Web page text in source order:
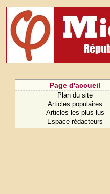
Page d'accueil
Plan du site
Articles populaires
Articles les plus lus
Espace rédacteurs